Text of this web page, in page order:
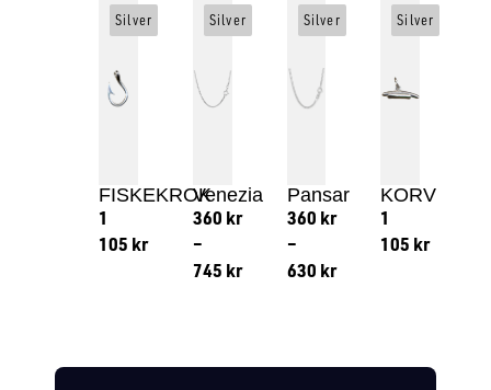
FISKEKROK
1
105 kr
Silver
Venezia
360 kr
–
745 kr
Silver
Pansar
360 kr
–
630 kr
Silver
KORV
1
105 kr
Silver